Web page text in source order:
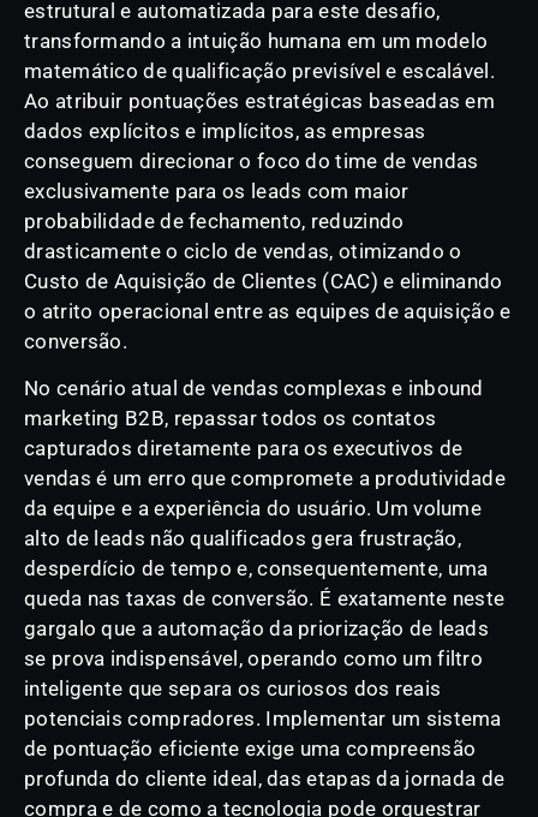
estrutural e automatizada para este desafio,
transformando a intuição humana em um modelo
matemático de qualificação previsível e escalável.
Ao atribuir pontuações estratégicas baseadas em
dados explícitos e implícitos, as empresas
conseguem direcionar o foco do time de vendas
exclusivamente para os leads com maior
probabilidade de fechamento, reduzindo
drasticamente o ciclo de vendas, otimizando o
Custo de Aquisição de Clientes (CAC) e eliminando
o atrito operacional entre as equipes de aquisição e
conversão.
No cenário atual de vendas complexas e inbound
marketing B2B, repassar todos os contatos
capturados diretamente para os executivos de
vendas é um erro que compromete a produtividade
da equipe e a experiência do usuário. Um volume
alto de leads não qualificados gera frustração,
desperdício de tempo e, consequentemente, uma
queda nas taxas de conversão. É exatamente neste
gargalo que a automação da priorização de leads
se prova indispensável, operando como um filtro
inteligente que separa os curiosos dos reais
potenciais compradores. Implementar um sistema
de pontuação eficiente exige uma compreensão
profunda do cliente ideal, das etapas da jornada de
compra e de como a tecnologia pode orquestrar